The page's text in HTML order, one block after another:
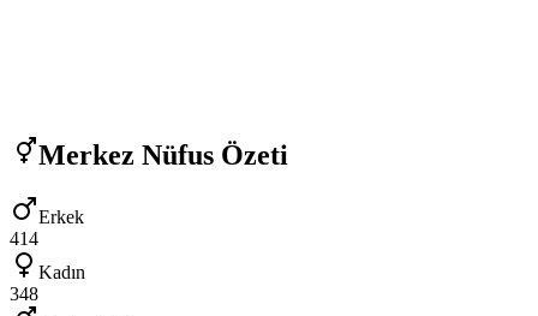
Merkez Nüfus Özeti
Erkek
414
Kadın
348